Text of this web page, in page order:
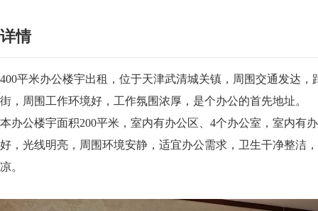
详情
400平米办公楼宇出租，位于天津武清城关镇，周围交通发达
街，周围工作环境好，工作氛围浓厚，是个办公的首先地址。
本办公楼宇面积200平米，室内有办公区、4个办公室，室内有
好，光线明亮，周围环境安静，适宜办公需求，卫生干净整洁
凉。